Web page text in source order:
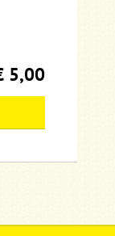
5,00